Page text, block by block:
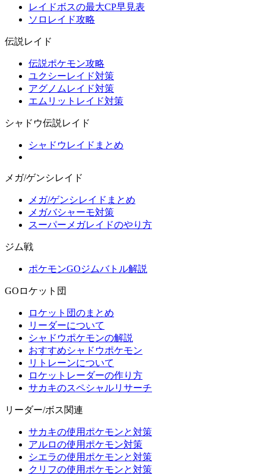
レイドボスの最大CP早見表
ソロレイド攻略
伝説レイド
伝説ポケモン攻略
ユクシーレイド対策
アグノムレイド対策
エムリットレイド対策
シャドウ伝説レイド
シャドウレイドまとめ
メガ/ゲンシレイド
メガ/ゲンシレイドまとめ
メガバシャーモ対策
スーパーメガレイドのやり方
ジム戦
ポケモンGOジムバトル解説
GOロケット団
ロケット団のまとめ
リーダーについて
シャドウポケモンの解説
おすすめシャドウポケモン
リトレーンについて
ロケットレーダーの作り方
サカキのスペシャルリサーチ
リーダー/ボス関連
サカキの使用ポケモンと対策
アルロの使用ポケモン対策
シエラの使用ポケモンと対策
クリフの使用ポケモンと対策